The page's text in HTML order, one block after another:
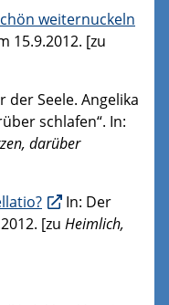
weiternuckeln
15.9.2012. [zu
der Seele. Angelika
schlafen“. In:
darüber
In: Der
[zu Heimlich,